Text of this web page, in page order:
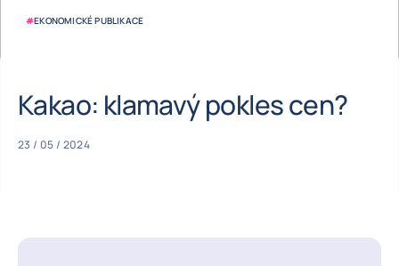
#EKONOMICKÉ PUBLIKACE
Kakao: klamavý pokles cen?
23 / 05 / 2024